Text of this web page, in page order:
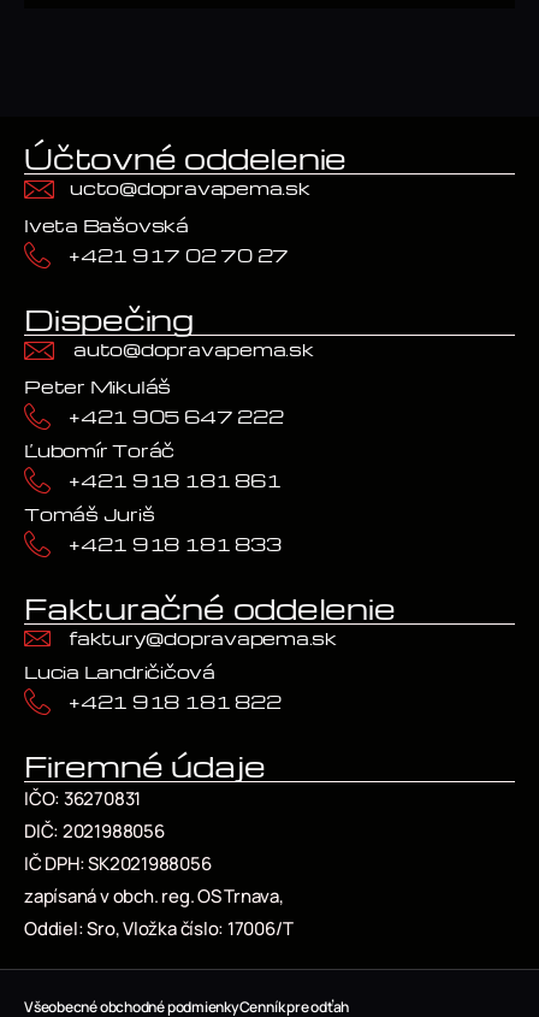
Účtovné oddelenie
ucto@dopravapema.sk
Iveta Bašovská
+421 917 02 70 27
Dispečing
auto@dopravapema.sk
Peter Mikuláš
+421 905 647 222
Ľubomír Toráč
+421 918 181 861
Tomáš Juriš
+421 918 181 833
Fakturačné oddelenie
faktury@dopravapema.sk
Lucia Landričičová
+421 918 181 822
Firemné údaje
IČO: 36270831
DIČ: 2021988056
IČ DPH: SK2021988056
zapísaná v obch. reg. OS Trnava,
Oddiel: Sro, Vložka číslo: 17006/T
Všeobecné obchodné podmienkyCenník pre odťah